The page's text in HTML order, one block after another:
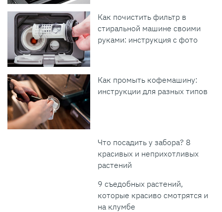
Как почистить фильтр в
стиральной машине своими
руками: инструкция с фото
Как промыть кофемашину:
инструкции для разных типов
Что посадить у забора? 8
красивых и неприхотливых
растений
9 съедобных растений,
которые красиво смотрятся и
на клумбе